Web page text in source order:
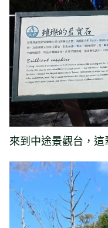
來到中途景觀台，這